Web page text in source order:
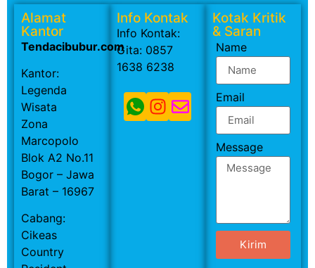
Alamat
Kantor
Tendacibubur.com
Kantor:
Legenda
Wisata
Zona
Marcopolo
Blok A2 No.11
Bogor – Jawa
Barat – 16967
Cabang:
Cikeas
Country
Info Kontak
Info Kontak:
Gita: 0857
1638 6238
Kotak Kritik
& Saran
Name
Email
Message
Kirim